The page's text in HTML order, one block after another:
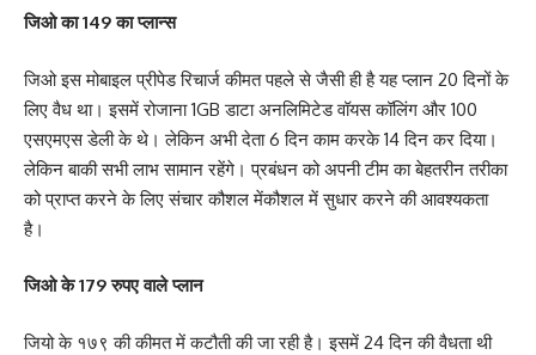
जिओ का 149 का प्लान्स
जिओ इस मोबाइल प्रीपेड रिचार्ज कीमत पहले से जैसी ही है यह प्लान 20 दिनों के
लिए वैध था। इसमें रोजाना 1GB डाटा अनलिमिटेड वॉयस कॉलिंग और 100
एसएमएस डेली के थे। लेकिन अभी देता 6 दिन काम करके 14 दिन कर दिया।
लेकिन बाकी सभी लाभ सामान रहेंगे। प्रबंधन को अपनी टीम का बेहतरीन तरीका
को प्राप्त करने के लिए संचार कौशल मेंकौशल में सुधार करने की आवश्यकता
है।
जिओ के 179 रुपए वाले प्लान
जियो के १७९ की कीमत में कटौती की जा रही है। इसमें 24 दिन की वैधता थी